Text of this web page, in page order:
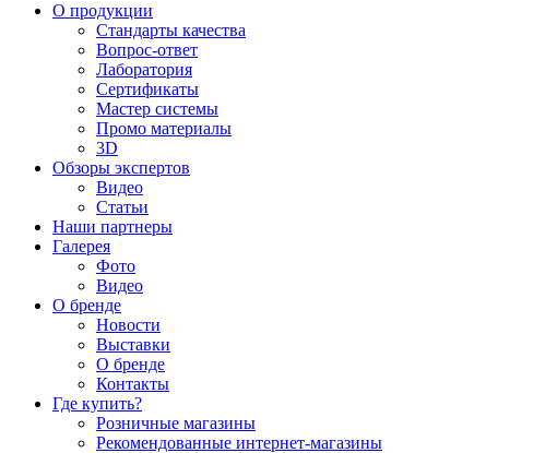
О продукции
Стандарты качества
Вопрос-ответ
Лаборатория
Сертификаты
Мастер системы
Промо материалы
3D
Обзоры экспертов
Видео
Статьи
Наши партнеры
Галерея
Фото
Видео
О бренде
Новости
Выставки
О бренде
Контакты
Где купить?
Розничные магазины
Рекомендованные интернет-магазины